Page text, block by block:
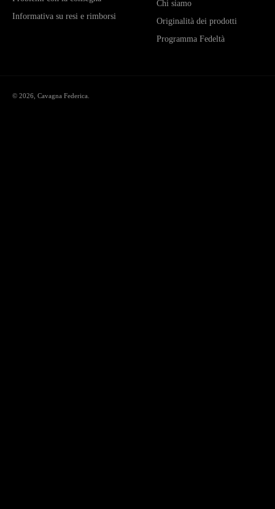
Informativa su resi e rimborsi
Chi siamo
Originalità dei prodotti
Programma Fedeltà
© 2026, Cavagna Federica